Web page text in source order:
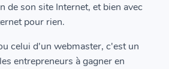
de son site Internet, et bien avec
pour rien.
celui d'un webmaster, c'est un
entrepreneurs à gagner en